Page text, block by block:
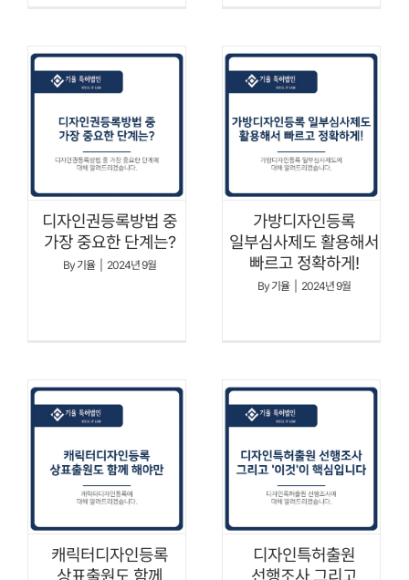
디자인권등록방법 중
가장 중요한 단계는?
By기율 2024년 9월
가방디자인등록
일부심사제도 활용해서
빠르고 정확하게!
By기율 2024년 9월
캐릭터디자인등록
상표출원도 함께
디자인특허출원
선행조사 그리고